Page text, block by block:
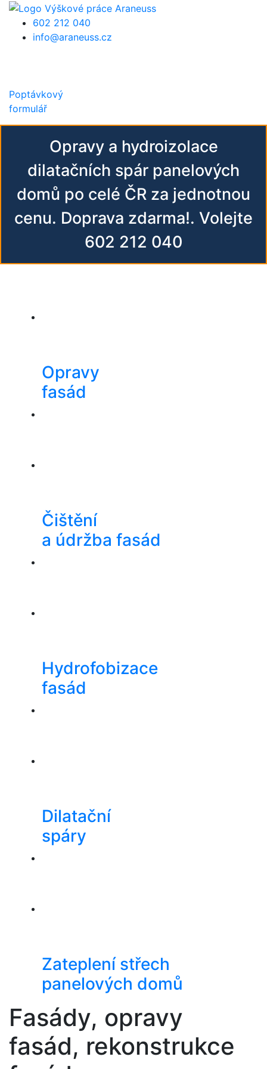
Přejít k hlavnímu obsahu
602 212 040
info@araneuss.cz
Poptávkový
formulář
Opravy a hydroizolace
dilatačních spár panelových
domů po celé ČR za jednotnou
cenu. Doprava zdarma!. Volejte
602 212 040
Opravy
fasád
Čištění
a údržba fasád
Hydrofobizace
fasád
Dilatační
spáry
Zateplení střech
panelových domů
Fasády, opravy
fasád, rekonstrukce